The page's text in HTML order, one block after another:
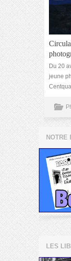
Du 20
jeune
NOTRE
LES